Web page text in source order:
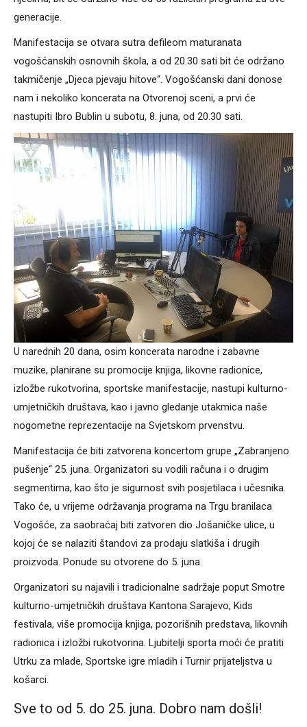
generacije.
Manifestacija se otvara sutra defileom maturanata
vogošćanskih osnovnih škola, a od 20.30 sati bit će održano
takmičenje „Djeca pjevaju hitove“. Vogošćanski dani donose
nam i nekoliko koncerata na Otvorenoj sceni, a prvi će
nastupiti Ibro Bublin u subotu, 8. juna, od 20.30 sati.
U narednih 20 dana, osim koncerata narodne i zabavne
muzike, planirane su promocije knjiga, likovne radionice,
izložbe rukotvorina, sportske manifestacije, nastupi kulturno-
umjetničkih društava, kao i javno gledanje utakmica naše
nogometne reprezentacije na Svjetskom prvenstvu.
Manifestacija će biti zatvorena koncertom grupe „Zabranjeno
pušenje“ 25. juna. Organizatori su vodili računa i o drugim
segmentima, kao što je sigurnost svih posjetilaca i učesnika.
Tako će, u vrijeme održavanja programa na Trgu branilaca
Vogošće, za saobraćaj biti zatvoren dio Jošaničke ulice, u
kojoj će se nalaziti štandovi za prodaju slatkiša i drugih
proizvoda. Ponude su otvorene do 5. juna.
Organizatori su najavili i tradicionalne sadržaje poput Smotre
kulturno-umjetničkih društava Kantona Sarajevo, Kids
festivala, više promocija knjiga, pozorišnih predstava, likovnih
radionica i izložbi rukotvorina. Ljubitelji sporta moći će pratiti
Utrku za mlade, Sportske igre mladih i Turnir prijateljstva u
košarci.
Sve to od 5. do 25. juna. Dobro nam došli!